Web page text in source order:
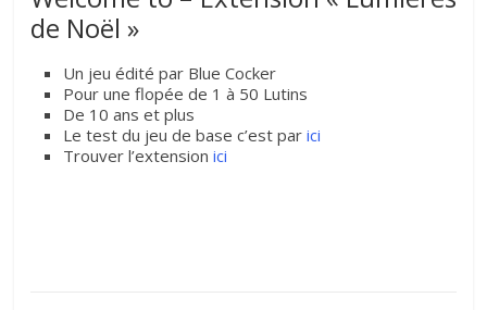
de Noël »
Un jeu édité par Blue Cocker
Pour une flopée de 1 à 50 Lutins
De 10 ans et plus
Le test du jeu de base c’est parici
Trouver l’extensionici